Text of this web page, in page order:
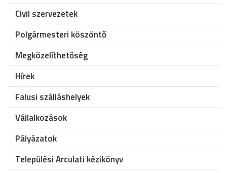
Civil szervezetek
Polgármesteri köszöntő
Megközelíthetőség
Hírek
Falusi szálláshelyek
Vállalkozások
Pályázatok
Települési Arculati kézikönyv